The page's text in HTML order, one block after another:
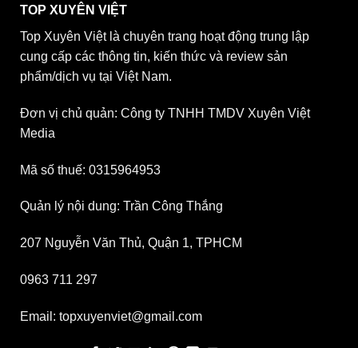
TOP XUYÊN VIỆT
Top Xuyên Việt là chuyên trang hoạt động trung lập
cung cấp các thông tin, kiến thức và review sản
phẩm/dịch vụ tại Việt Nam.
Đơn vị chủ quản: Công ty TNHH TMDV Xuyên Việt
Media
Mã số thuế: 0315964953
Quản lý nội dung: Trần Công Thắng
207 Nguyễn Văn Thủ, Quận 1, TPHCM
0963 711 297
Email: topxuyenviet@gmail.com